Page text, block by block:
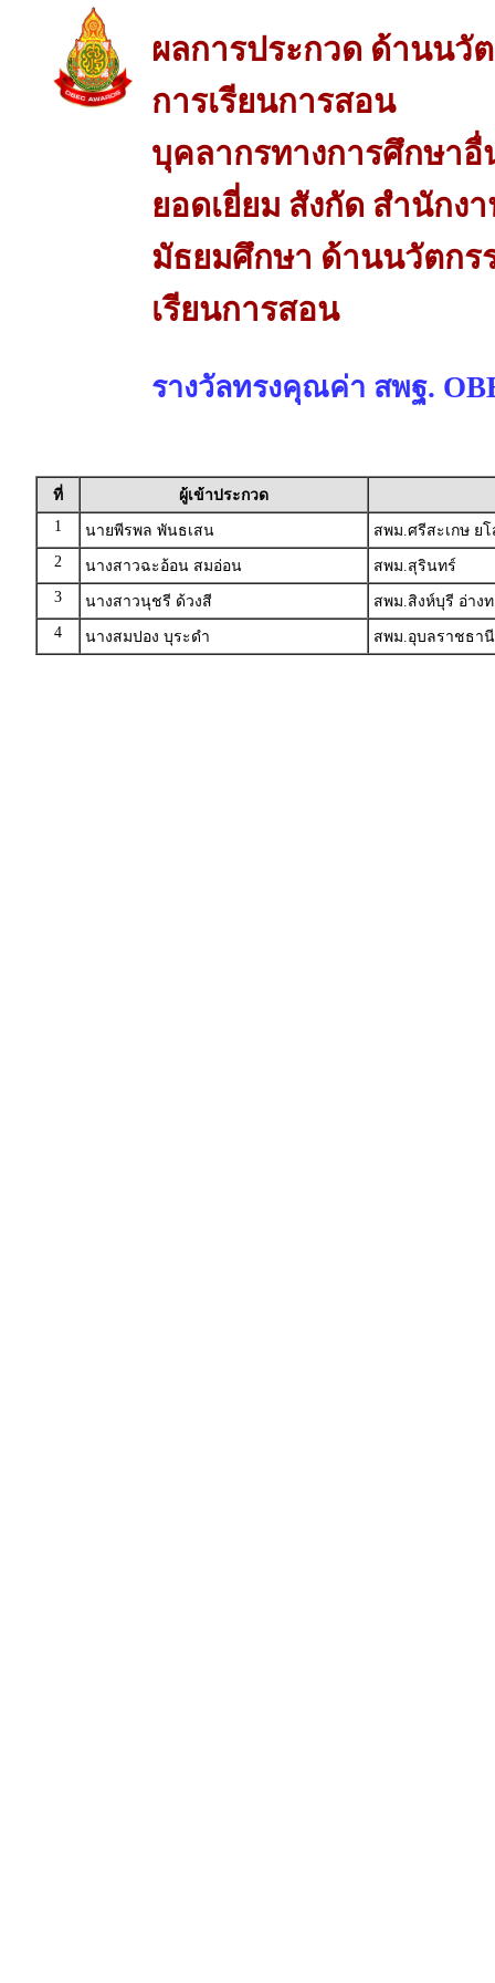
ผลการประกวด ด้านนวั
การเรียนการสอน
บุคลากรทางการศึกษาอื่
ยอดเยี่ยม สังกัด สำนักง
มัธยมศึกษา ด้านนวัตกร
เรียนการสอน
รางวัลทรงคุณค่า สพฐ.
ที่
ผู้เข้าประกวด
1
นายพีรพล พันธเสน
สพม.ศรีสะเกษ ย
2
นางสาวฉะอ้อน สมอ่อน
สพม.สุรินทร์
3
นางสาวนุชรี ด้วงสี
สพม.สิงห์บุรี อ่างท
4
นางสมปอง บุระดำ สพม.อุบลราชธา